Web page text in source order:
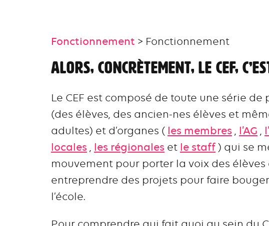
Fonctionnement > Fonctionnement
Alors, concrètement, le CEF,
Le CEF est composé de toute une série de
(des élèves, des ancien-nes élèves et
adultes) et d’organes ( les membres , l’AG ,
locales , les régionales et le staff) qui se
mouvement pour porter la voix des élèves
entreprendre des projets pour faire
l’école.